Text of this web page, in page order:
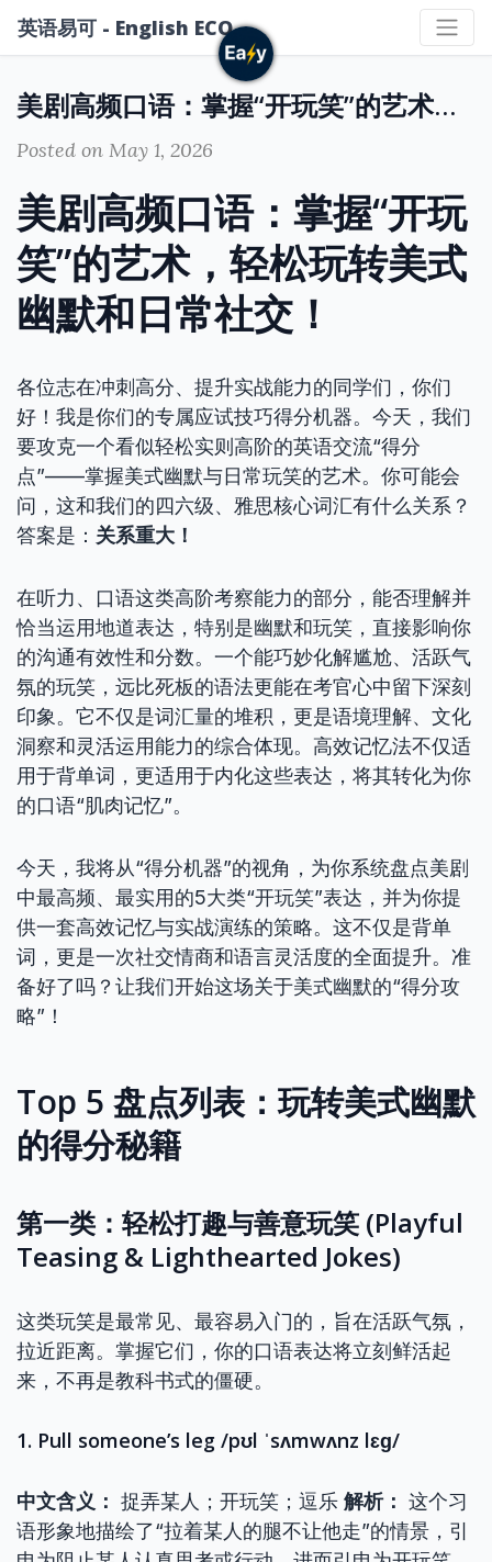
英语易可 - English ECO
美剧高频口语：掌握“开玩笑”的艺术，轻松玩转美式幽默和日常社交！
Posted on May 1, 2026
美剧高频口语：掌握“开玩
笑”的艺术，轻松玩转美式
幽默和日常社交！
各位志在冲刺高分、提升实战能力的同学们，你们
好！我是你们的专属应试技巧得分机器。今天，我们
要攻克一个看似轻松实则高阶的英语交流“得分
点”——掌握美式幽默与日常玩笑的艺术。你可能会
问，这和我们的四六级、雅思核心词汇有什么关系？
答案是： 关系重大！
在听力、口语这类高阶考察能力的部分，能否理解并
恰当运用地道表达，特别是幽默和玩笑，直接影响你
的沟通有效性和分数。一个能巧妙化解尴尬、活跃气
氛的玩笑，远比死板的语法更能在考官心中留下深刻
印象。它不仅是词汇量的堆积，更是语境理解、文化
洞察和灵活运用能力的综合体现。高效记忆法不仅适
用于背单词，更适用于内化这些表达，将其转化为你
的口语“肌肉记忆”。
今天，我将从“得分机器”的视角，为你系统盘点美剧
中最高频、最实用的5大类“开玩笑”表达，并为你提
供一套高效记忆与实战演练的策略。这不仅是背单
词，更是一次社交情商和语言灵活度的全面提升。准
备好了吗？让我们开始这场关于美式幽默的“得分攻
略”！
Top 5 盘点列表：玩转美式幽默
的得分秘籍
第一类：轻松打趣与善意玩笑 (Playful
Teasing & Lighthearted Jokes)
这类玩笑是最常见、最容易入门的，旨在活跃气氛，
拉近距离。掌握它们，你的口语表达将立刻鲜活起
来，不再是教科书式的僵硬。
1. Pull someone’s leg /pʊl ˈsʌmwʌnz lɛɡ/
中文含义： 捉弄某人；开玩笑；逗乐 解析： 这个习
语形象地描绘了“拉着某人的腿不让他走”的情景，引